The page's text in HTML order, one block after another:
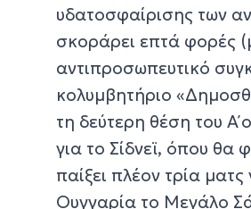
υδατοσφαίρισης των
σκοράρει επτά φορές
αντιπροσωπευτικό
κολυμβητήριο
τη δεύτερη θέση του Α΄
για το Σίδνεϊ, όπου θα
παίξει πλέον τρία
Ουγγαρία το Μεγάλο